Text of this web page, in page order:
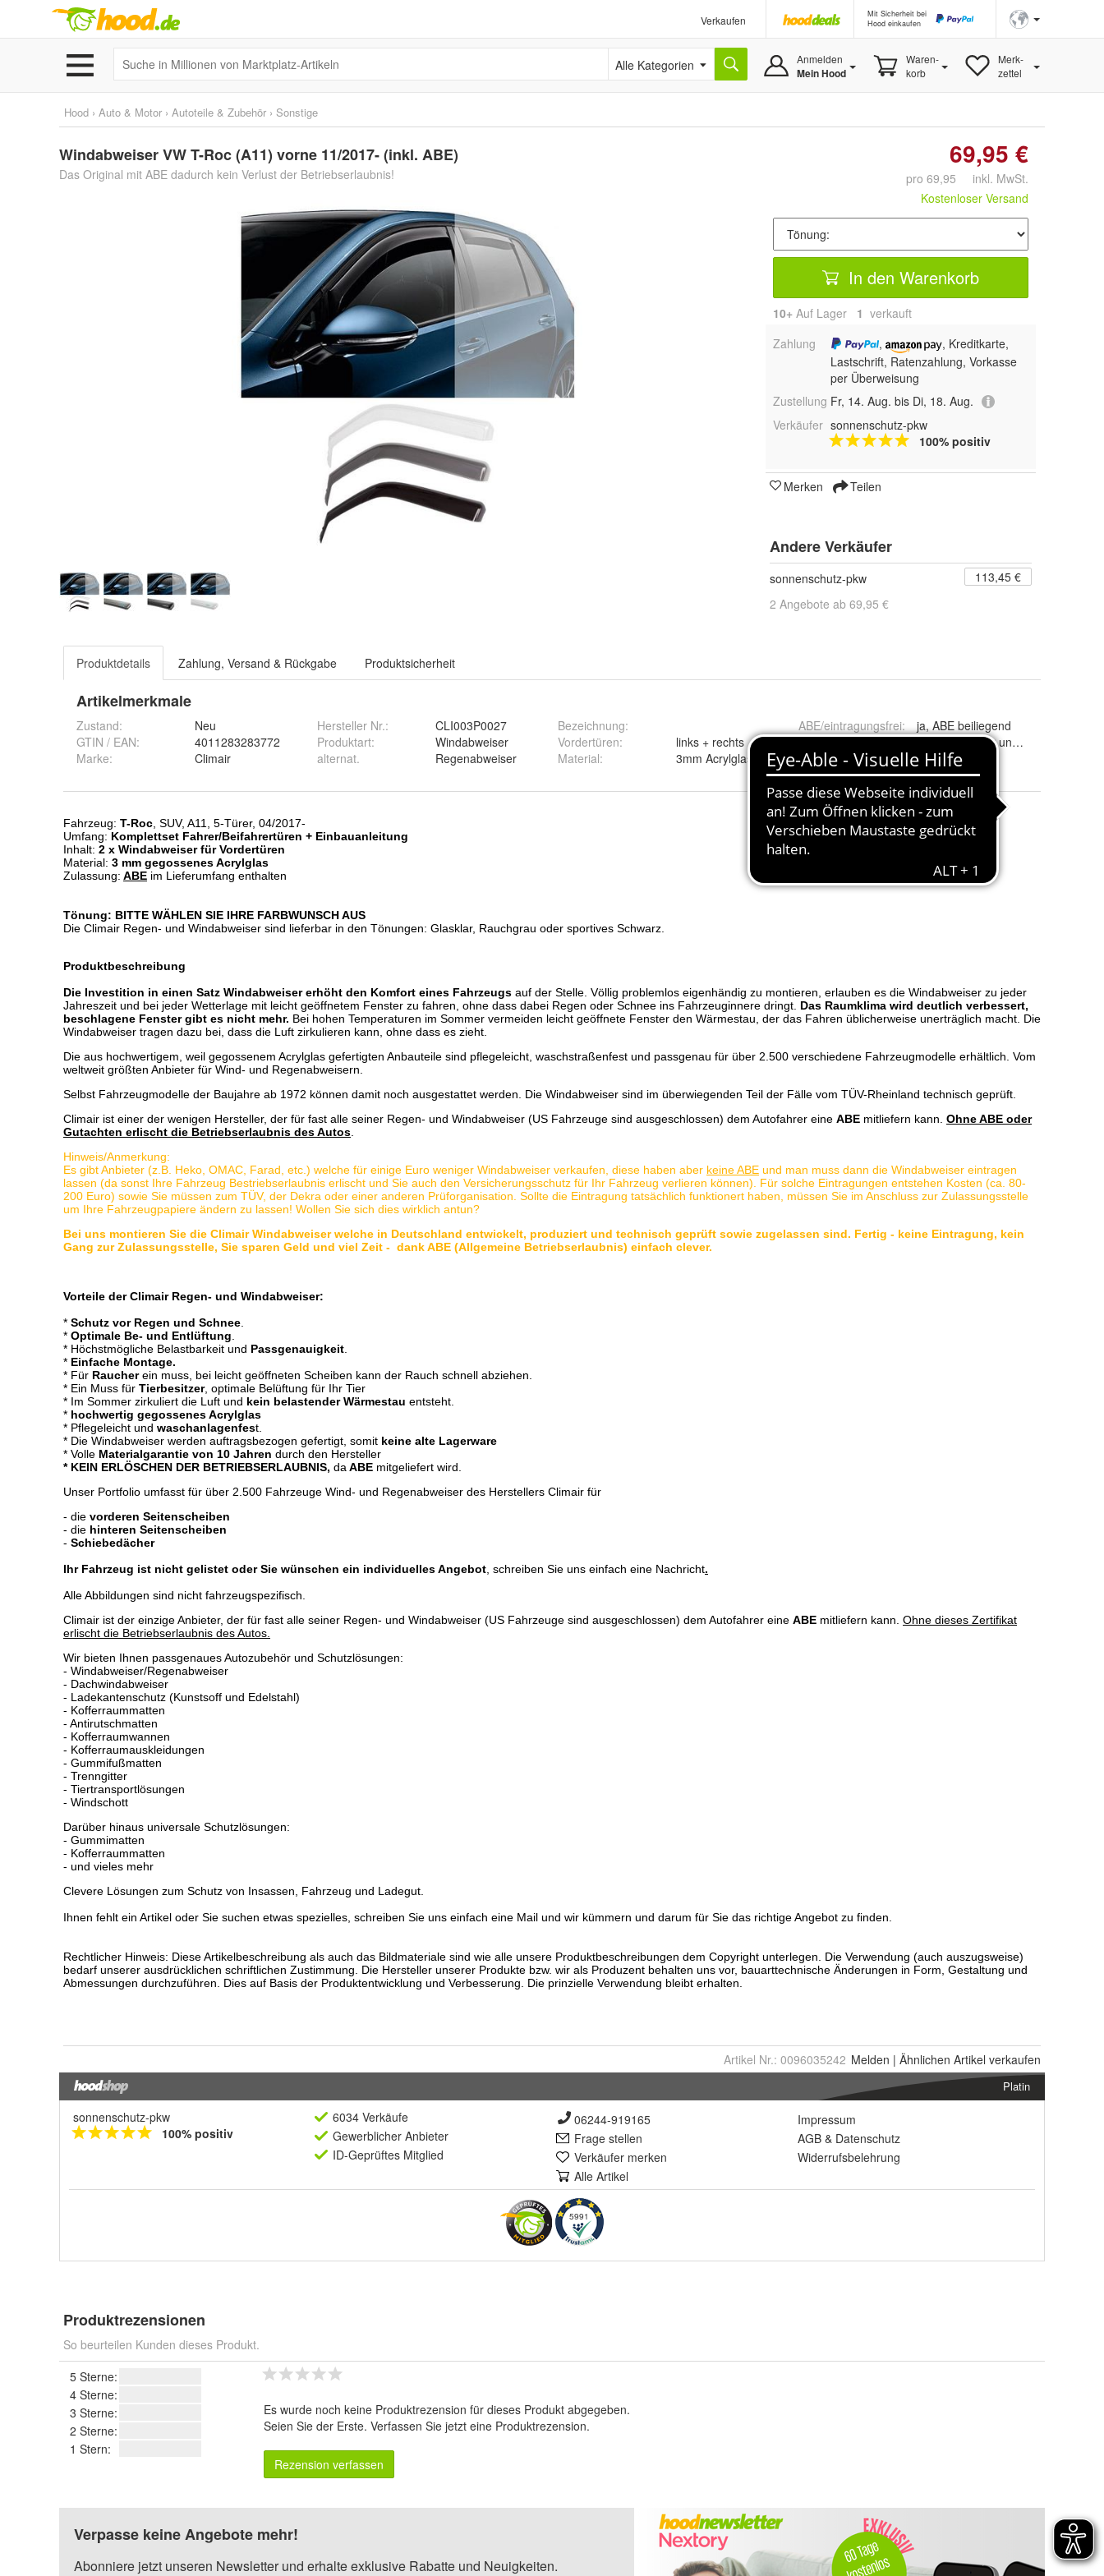
Verkaufen
Mit Sicherheit bei
Hood einkaufen
Alle Kategorien Anmelden
Mein Hood
Waren-
korb
Merk-
zettel
Hood › Auto & Motor › Autoteile & Zubehör › Sonstige
Windabweiser VW T-Roc (A11) vorne 11/2017- (inkl. ABE)
Das Original mit ABE dadurch kein Verlust der Betriebserlaubnis!
69,95 €
pro 69,95 inkl. MwSt.
Kostenloser Versand
In den Warenkorb
10+ Auf Lager 1 verkauft
Zahlung
,
, Kreditkarte,
Lastschrift, Ratenzahlung, Vorkasse
per Überweisung
Zustellung Fr, 14. Aug. bis Di, 18. Aug.
Verkäufer sonnenschutz-pkw
100% positiv
Merken Teilen
Andere Verkäufer
sonnenschutz-pkw
113,45 €
2 Angebote ab 69,95 €
Produktdetails Zahlung, Versand & Rückgabe Produktsicherheit
Artikelmerkmale
Zustand:
Neu
GTIN / EAN:
4011283283772
Marke:
Climair
Hersteller Nr.:
CLI003P0027
Produktart:
Windabweiser
alternat.
Bezeichnung:
Regenabweiser
Vordertüren:
links + rechts
Material: 3mm Acrylglas
ABE/eintragungsfrei:
ja, ABE beiliegend
Tönung: rauchgrau, klar und schwarz
Artikel Nr.: 0096035242 Melden | Ähnlichen Artikel verkaufen
Platin
sonnenschutz-pkw
100% positiv
6034 Verkäufe
Gewerblicher Anbieter
ID-Geprüftes Mitglied
06244-919165
Frage stellen
Verkäufer merken
Alle Artikel
Impressum
AGB & Datenschutz
Widerrufsbelehrung
5991
Produktrezensionen
So beurteilen Kunden dieses Produkt.
5 Sterne:
4 Sterne:
3 Sterne:
2 Sterne:
1 Stern:
Es wurde noch keine Produktrezension für dieses Produkt abgegeben.
Seien Sie der Erste. Verfassen Sie jetzt eine Produktrezension.
Rezension verfassen
Verpasse keine Angebote mehr!
Abonniere jetzt unseren Newsletter und erhalte exklusive Rabatte und Neuigkeiten.